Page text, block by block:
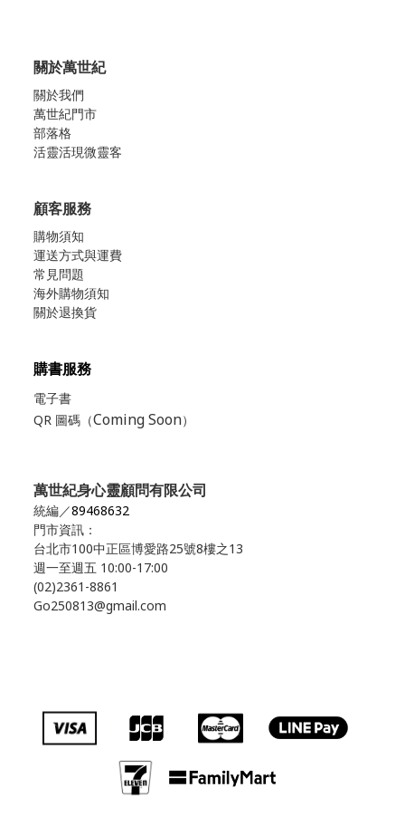
關於萬世紀
關於我們
萬世紀門市
部落格
活靈活現微靈客
顧客服務
購物須知
運送方式與運費
常見問題
海外購物須知
關於退換貨
購書服務
電子書
QR 圖碼（Coming Soon）
萬世紀身心靈顧問有限公司
統編／89468632
門市資訊：
台北市100中正區博愛路25號8樓之13
週一至週五 10:00-17:00
(02)2361-8861
Go250813@gmail.com